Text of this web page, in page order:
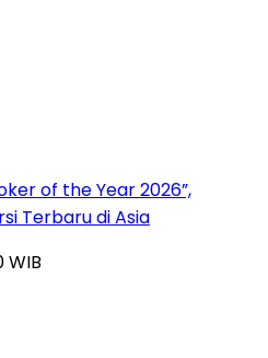
of the Year 2026”,
Terbaru di Asia
WIB